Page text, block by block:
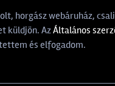
horgász webáruház,
küldjön. AzÁltalános
és elfogadom.